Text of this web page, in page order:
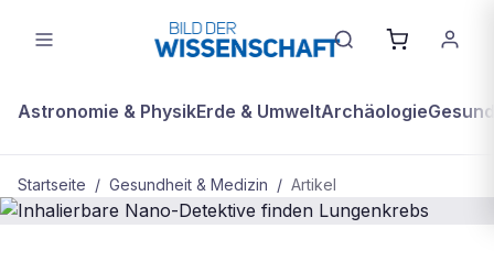
Astronomie & PhysikErde & UmweltArchäologie
Startseite / Gesundheit & Medizin / Artikel